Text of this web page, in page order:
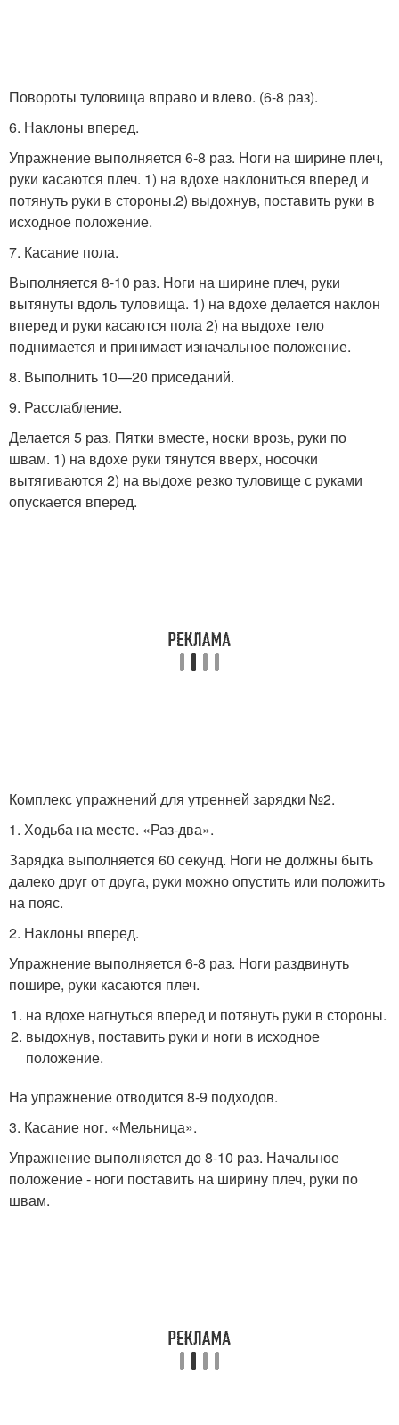
Повороты туловища вправо и влево. (6-8 раз).
6. Наклоны вперед.
Упражнение выполняется 6-8 раз. Ноги на ширине плеч,
руки касаются плеч. 1) на вдохе наклониться вперед и
потянуть руки в стороны.2) выдохнув, поставить руки в
исходное положение.
7. Касание пола.
Выполняется 8-10 раз. Ноги на ширине плеч, руки
вытянуты вдоль туловища. 1) на вдохе делается наклон
вперед и руки касаются пола 2) на выдохе тело
поднимается и принимает изначальное положение.
8. Выполнить 10—20 приседаний.
9. Расслабление.
Делается 5 раз. Пятки вместе, носки врозь, руки по
швам. 1) на вдохе руки тянутся вверх, носочки
вытягиваются 2) на выдохе резко туловище с руками
опускается вперед.
Комплекс упражнений для утренней зарядки №2.
1. Ходьба на месте. «Раз-два».
Зарядка выполняется 60 секунд. Ноги не должны быть
далеко друг от друга, руки можно опустить или положить
на пояс.
2. Наклоны вперед.
Упражнение выполняется 6-8 раз. Ноги раздвинуть
пошире, руки касаются плеч.
на вдохе нагнуться вперед и потянуть руки в стороны.
выдохнув, поставить руки и ноги в исходное
положение.
На упражнение отводится 8-9 подходов.
3. Касание ног. «Мельница».
Упражнение выполняется до 8-10 раз. Начальное
положение - ноги поставить на ширину плеч, руки по
швам.